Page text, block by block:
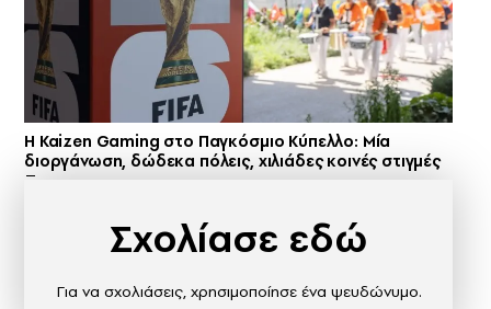
H Kaizen Gaming στο Παγκόσμιο Kύπελλο: Μία
διοργάνωση, δώδεκα πόλεις, χιλιάδες κοινές στιγμές
Σχολίασε εδώ
Για να σχολιάσεις, χρησιμοποίησε ένα ψευδώνυμο.